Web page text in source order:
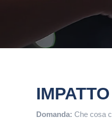
Domanda: Che cosa